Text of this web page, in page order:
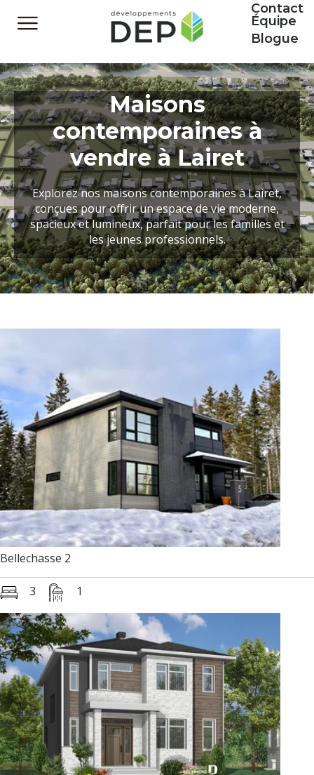
Blogue
Équipe
Contact
Maisons
contemporaines à
vendre à Lairet
Explorez nos maisons contemporaines à Lairet,
conçues pour offrir un espace de vie moderne,
spacieux et lumineux, parfait pour les familles et
les jeunes professionnels.
Bellechasse 2
3 1